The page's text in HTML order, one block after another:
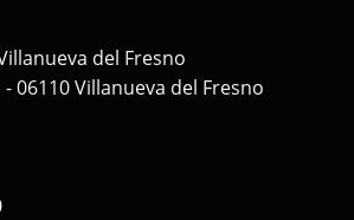
del Fresno
- 06110 Villanueva del Fresno